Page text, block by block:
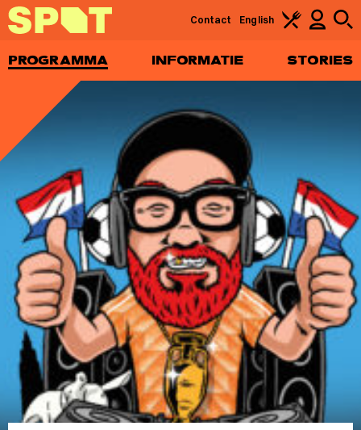
PROGRAMMA INFORMATIE STORIES
Contact English